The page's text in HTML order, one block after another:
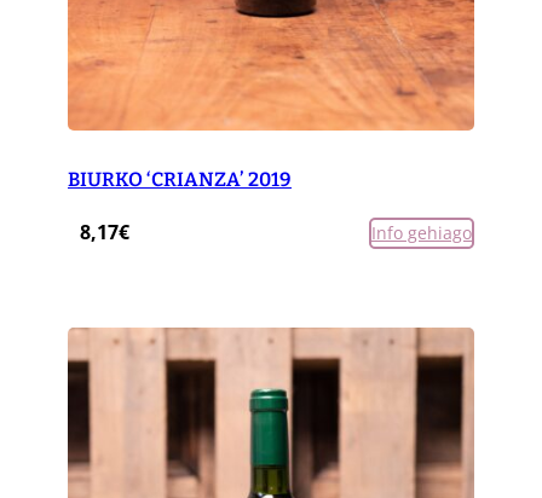
BIURKO ‘CRIANZA’ 2019
8,17€ Info gehiago